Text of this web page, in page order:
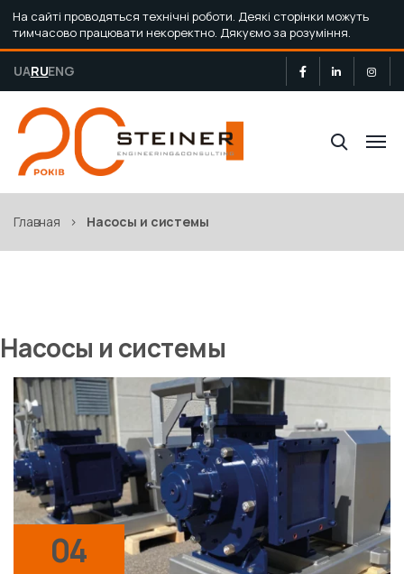
На сайті проводяться технічні роботи. Деякі сторінки можуть
тимчасово працювати некоректно. Дякуємо за розуміння.
UARUENG
Главная > Насосы и системы
Насосы и системы
04